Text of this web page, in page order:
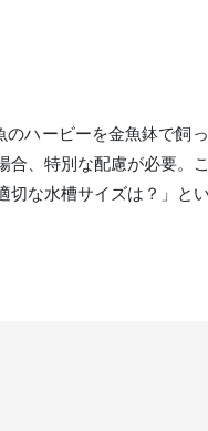
ハービーを金魚鉢で飼
、特別な配慮が必要。
な水槽サイズは？」と